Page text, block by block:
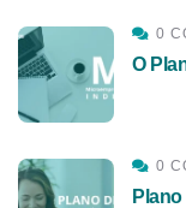
0
O
0